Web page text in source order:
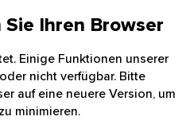
Ihren Browser
Einige Funktionen unserer
nicht verfügbar. Bitte
auf eine neuere Version, um
minimieren.